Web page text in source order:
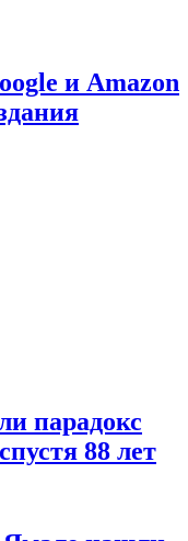
и Amazon
парадокс
88 лет